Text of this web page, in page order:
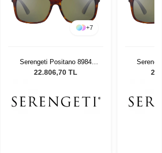
+7
Serengeti Positano 8984
Erkek Güneş Gözlüğü
22.806,70 TL
Erkek